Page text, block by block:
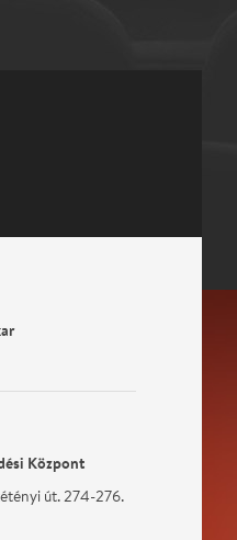
Központ
út. 274-276.